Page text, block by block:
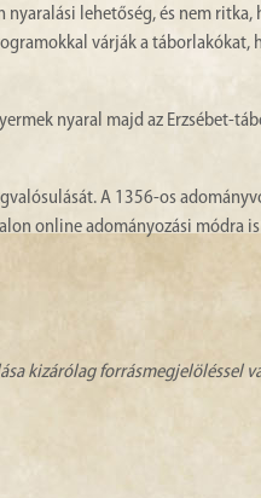
lehetőség, és nem ritka,
várják a táborlakókat,
nyaral majd az Erzsébet-
A 1356-os
online adományozási módra
kizárólag forrásmegjelöléssel